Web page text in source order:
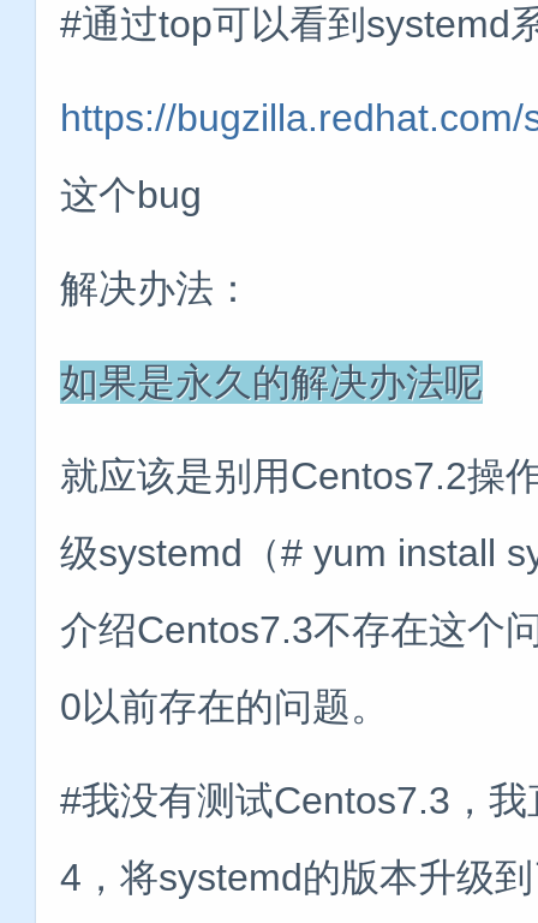
#通过top可以看到systemd
https://
这个bug
解决办法：
如果是永久的解决办法呢
就应该是别用Centos7.2操
级systemd（# yum install
介绍Centos7.3不存在这个
0以前存在的问题。
#我没有测试Centos7.3，
4，将systemd的版本升级